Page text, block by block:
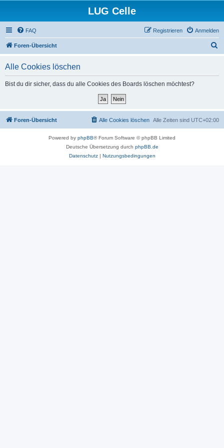
LUG Celle
FAQ Anmelden
Registrieren
Foren-Übersicht
Alle Cookies löschen
Bist du dir sicher, dass du alle Cookies des Boards löschen möchtest?
Foren-Übersicht Alle Zeiten sind UTC+02:00
Alle Cookies löschen
Powered by phpBB® Forum Software © phpBB Limited
Deutsche Übersetzung durch phpBB.de
Datenschutz| Nutzungsbedingungen